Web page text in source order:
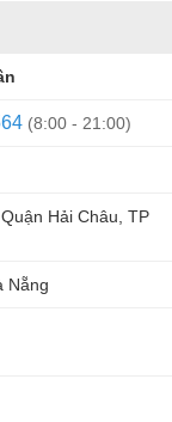
(8:00 - 21:00)
Hải Châu, TP
Nẵng